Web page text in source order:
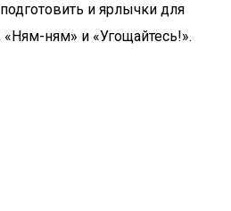
и ярлычки для
ням» и «Угощайтесь!».